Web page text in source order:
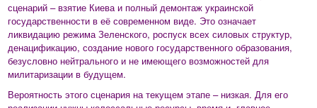
сценарий – взятие Киева и полный демонтаж украинской
государственности в её современном виде. Это означает
ликвидацию режима Зеленского, роспуск всех силовых структур,
денацификацию, создание нового государственного образования,
безусловно нейтрального и не имеющего возможностей для
милитаризации в будущем.
Вероятность этого сценария на текущем этапе – низкая. Для его